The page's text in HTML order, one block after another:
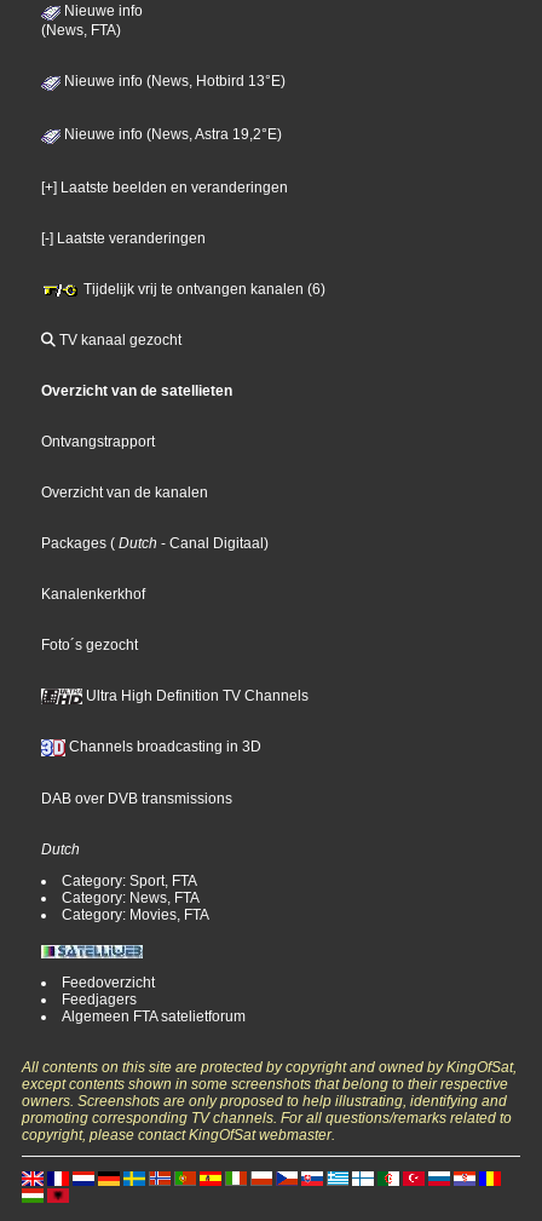
Nieuwe info
(News, FTA)
Nieuwe info (News, Hotbird 13°E)
Nieuwe info (News, Astra 19,2°E)
[+] Laatste beelden en veranderingen
[-] Laatste veranderingen
Tijdelijk vrij te ontvangen kanalen (6)
TV kanaal gezocht
Overzicht van de satellieten
Ontvangstrapport
Overzicht van de kanalen
Packages ( Dutch - Canal Digitaal)
Kanalenkerkhof
Foto´s gezocht
Ultra High Definition TV Channels
Channels broadcasting in 3D
DAB over DVB transmissions
Dutch
Category: Sport, FTA
Category: News, FTA
Category: Movies, FTA
Feedoverzicht
Feedjagers
Algemeen FTA satelietforum
All contents on this site are protected by copyright and owned by KingOfSat,
except contents shown in some screenshots that belong to their respective
owners. Screenshots are only proposed to help illustrating, identifying and
promoting corresponding TV channels. For all questions/remarks related to
copyright, please contact KingOfSat webmaster.